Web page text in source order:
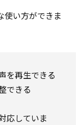
使い方ができま
を再生できる
できる
応していま